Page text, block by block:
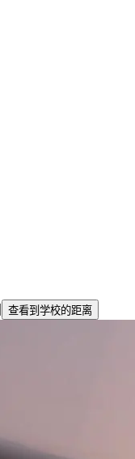
查看到学校的距离